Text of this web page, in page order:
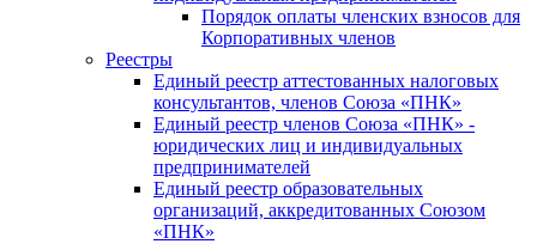
Порядок оплаты членских взносов для
Корпоративных членов
Реестры
Единый реестр аттестованных налоговых
консультантов, членов Союза «ПНК»
Единый реестр членов Союза «ПНК» -
юридических лиц и индивидуальных
предпринимателей
Единый реестр образовательных
организаций, аккредитованных Союзом
«ПНК»